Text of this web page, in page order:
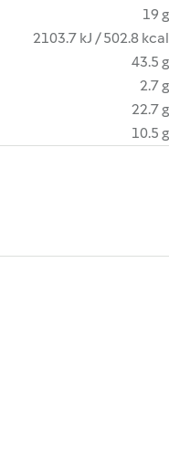
19 g
2103.7 kJ / 502.8 kcal
43.5 g
2.7 g
22.7 g
10.5 g